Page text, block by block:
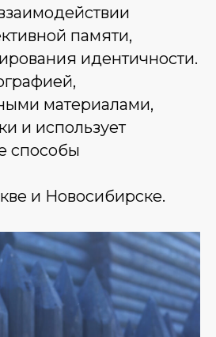
памяти,
идентичности.
материалами,
и использует
способы
и Новосибирске.